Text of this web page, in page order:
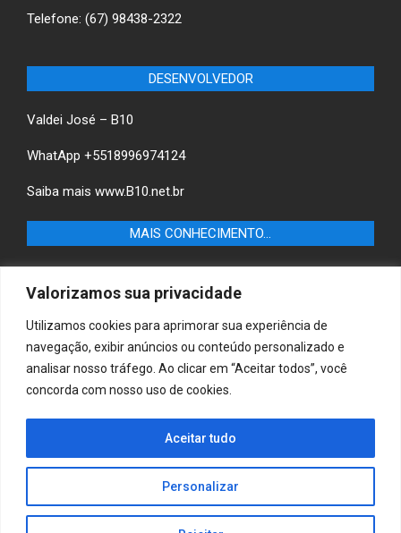
Valorizamos sua privacidade
Utilizamos cookies para aprimorar sua experiência de
navegação, exibir anúncios ou conteúdo personalizado e
analisar nosso tráfego. Ao clicar em “Aceitar todos”, você
concorda com nosso uso de cookies.
Personalizar
Aceitar tudo
Telefone: (67) 98438-2322
DESENVOLVEDOR
Valdei José – B10
WhatApp +5518996974124
Saiba mais www.B10.net.br
MAIS CONHECIMENTO…
Castilho-SP e descubra as melhores empresas e serviços
locais.
B10 Brasil – Informação e Poder
MAIS CONHECIMENTO…
Casa & Jardim – Descubra as melhores dicas e
inspirações para transformar sua casa e jardim em
ambientes acolhedores e funcionais.